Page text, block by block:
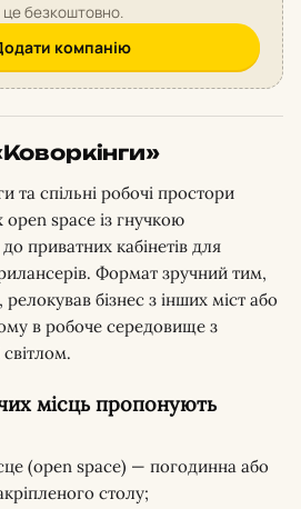
це безкоштовно.
компанію
та спільні робочі простори
open space із гнучкою
приватних кабінетів для
Формат зручний тим,
бізнес з інших міст або
в робоче середовище з
місць пропонують
(open space) — погодинна або
столу;